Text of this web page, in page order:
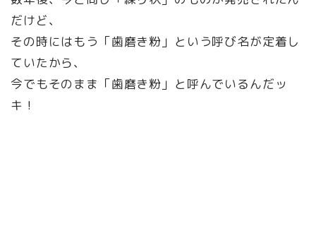
だけど、
その時にはもう「歯磨き粉」という呼び名が定着し
ていたから、
今でもそのまま「歯磨き粉」と呼んでいるんだッ
キ！